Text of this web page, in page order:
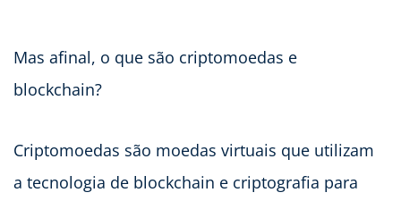
Mas afinal, o que são criptomoedas e
blockchain?
Criptomoedas são moedas virtuais que utilizam
a tecnologia de blockchain e criptografia para